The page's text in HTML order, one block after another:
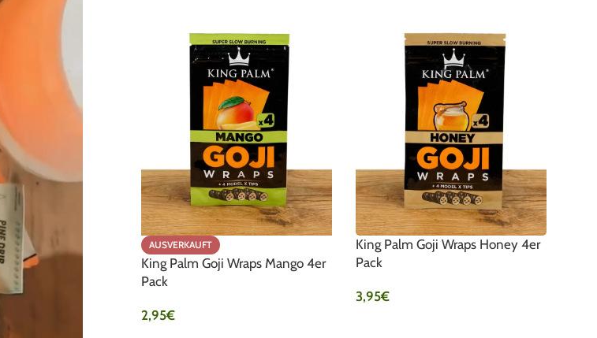
AUSVERKAUFT
King Palm Goji Wraps Mango 4er
Pack
2,95€
King Palm Goji Wraps Honey 4er
Pack
3,95€